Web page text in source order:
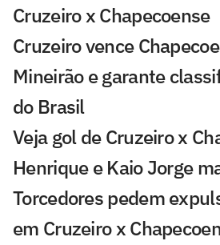
Cruzeiro x Chapecoense
Cruzeiro vence
Mineirão e garante
do Brasil
Veja gol de Cruzeiro x
Henrique e Kaio Jorge
Torcedores pedem
em Cruzeiro x